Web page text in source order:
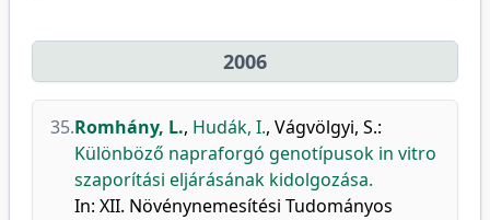
2006
35.Romhány, L., Hudák, I., Vágvölgyi, S.:
Különböző napraforgó genotípusok in vitro
szaporítási eljárásának kidolgozása.
In: XII. Növénynemesítési Tudományos